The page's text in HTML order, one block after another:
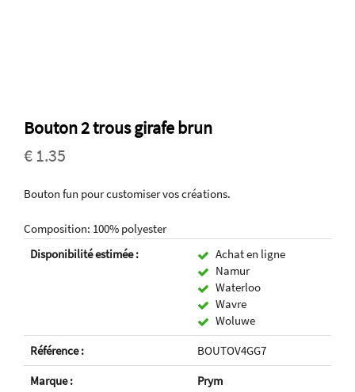
Bouton 2 trous girafe brun
€ 1.35
Bouton fun pour customiser vos créations.
Composition: 100% polyester
Disponibilité estimée :
Achat en ligne
Namur
Waterloo
Wavre
Woluwe
Référence :
BOUTOV4GG7
Marque :
Prym